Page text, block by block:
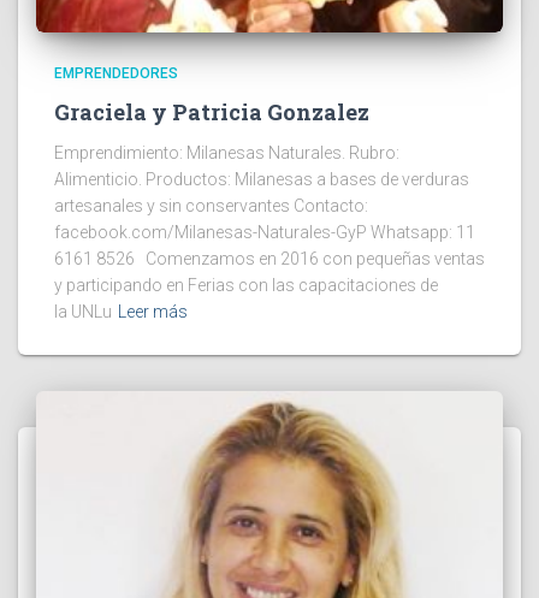
EMPRENDEDORES
Graciela y Patricia Gonzalez
Emprendimiento: Milanesas Naturales. Rubro:
Alimenticio. Productos: Milanesas a bases de verduras
artesanales y sin conservantes Contacto:
facebook.com/Milanesas-Naturales-GyP Whatsapp: 11
6161 8526 Comenzamos en 2016 con pequeñas ventas
y participando en Ferias con las capacitaciones de
la UNLu Leer más